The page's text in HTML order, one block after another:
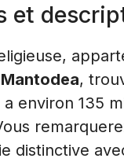
et
Mantodea,
environ 135
distinctive